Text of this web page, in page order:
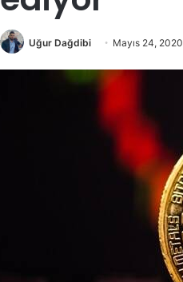
Uğur Dağdibi Mayıs 24, 2020